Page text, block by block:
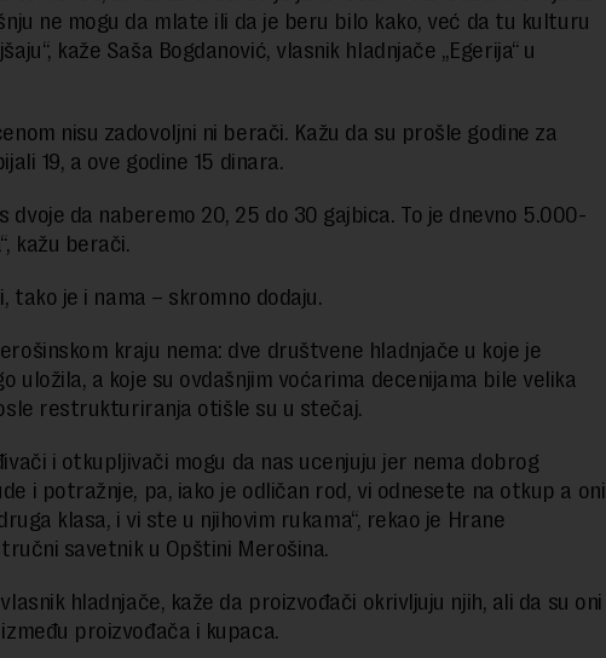
ne mogu da mlate ili da je beru bilo kako, već da tu kulturu
kaže Saša Bogdanović, vlasnik hladnjače „Egerija“ u
nisu zadovoljni ni berači. Kažu da su prošle godine za
19, a ove godine 15 dinara.
dvoje da naberemo 20, 25 do 30 gajbica. To je dnevno 5.000-
kažu berači.
tako je i nama – skromno dodaju.
kraju nema: dve društvene hladnjače u koje je
uložila, a koje su ovdašnjim voćarima decenijama bile velika
restrukturiranja otišle su u stečaj.
i otkupljivači mogu da nas ucenjuju jer nema dobrog
i potražnje, pa, iako je odličan rod, vi odnesete na otkup a oni
klasa, i vi ste u njihovim rukama“, rekao je Hrane
savetnik u Opštini Merošina.
hladnjače, kaže da proizvođači okrivljuju njih, ali da su oni
proizvođača i kupaca.